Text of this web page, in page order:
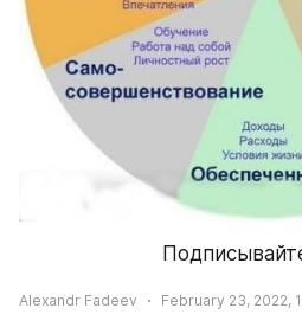
Alexandr Fadeev February 23, 2022,